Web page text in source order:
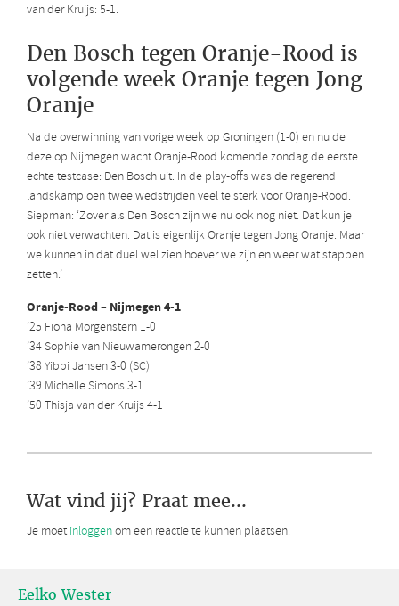
van der Kruijs: 5-1.
Den Bosch tegen Oranje-Rood is
volgende week Oranje tegen Jong
Oranje
Na de overwinning van vorige week op Groningen (1-0) en nu de
deze op Nijmegen wacht Oranje-Rood komende zondag de eerste
echte testcase: Den Bosch uit. In de play-offs was de regerend
landskampioen twee wedstrijden veel te sterk voor Oranje-Rood.
Siepman: ‘Zover als Den Bosch zijn we nu ook nog niet. Dat kun je
ook niet verwachten. Dat is eigenlijk Oranje tegen Jong Oranje. Maar
we kunnen in dat duel wel zien hoever we zijn en weer wat stappen
zetten.’
Oranje-Rood – Nijmegen 4-1
’25 Fiona Morgenstern 1-0
’34 Sophie van Nieuwamerongen 2-0
’38 Yibbi Jansen 3-0 (SC)
’39 Michelle Simons 3-1
’50 Thisja van der Kruijs 4-1
Wat vind jij? Praat mee...
Je moet inloggenom een reactie te kunnen plaatsen.
Eelko Wester